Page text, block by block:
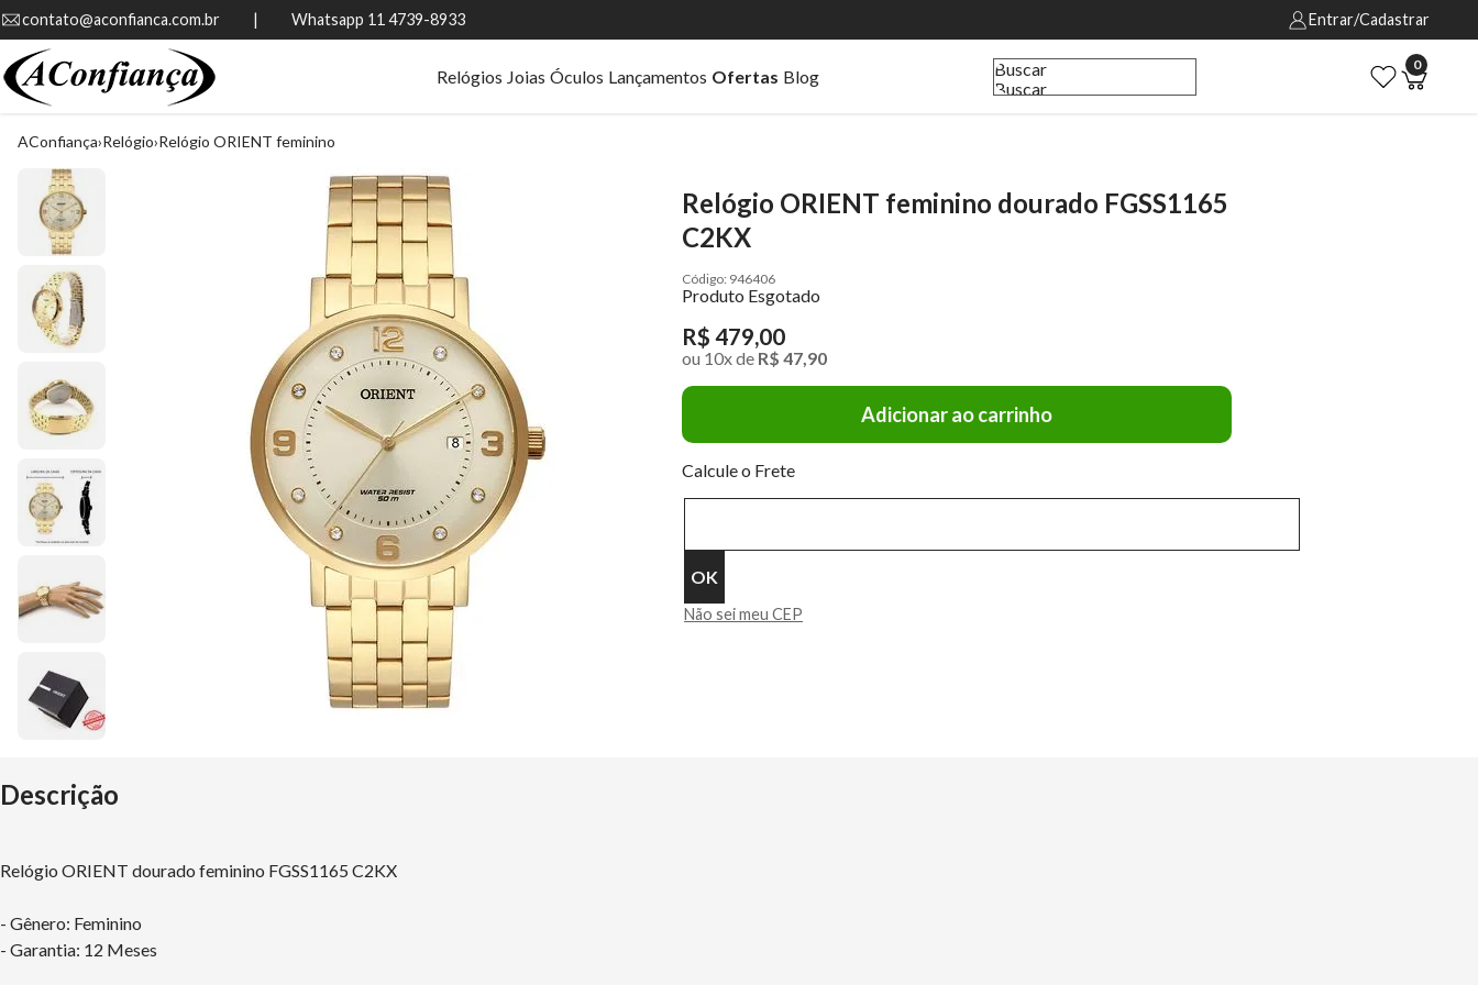
contato@aconfianca.com.br          |          Whatsapp 11 4739-8933 Entrar/Cadastrar
Relógios Joias Óculos Lançamentos Ofertas Blog
Buscar
Buscar
0
AConfiança Relógio Relógio ORIENT feminino
Relógio ORIENT feminino dourado FGSS1165
C2KX
946406
Produto Esgotado
R$ 479,00
ou 10xde R$ 47,90
Adicionar ao carrinho
Calcule o Frete
Não sei meu CEP
Descrição
Relógio ORIENT dourado feminino FGSS1165 C2KX
- Gênero: Feminino
- Garantia: 12 Meses